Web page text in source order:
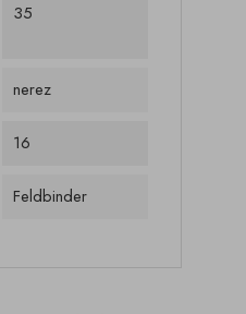
35
nerez
16
Feldbinder